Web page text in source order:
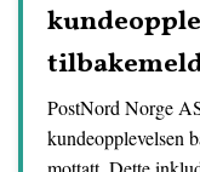
PostNord Norge
kundeopplevelsen